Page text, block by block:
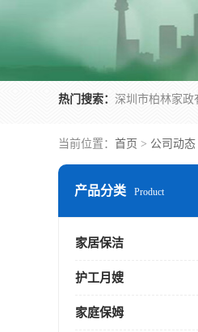
热门搜索：
当前位置： 首页 > 公司动态
产品分类 Product
家居保洁
护工月嫂
家庭保姆